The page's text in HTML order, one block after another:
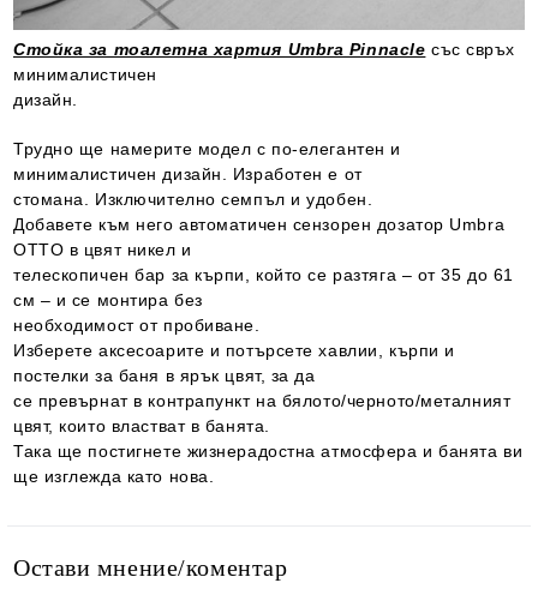
Стойка за тоалетна хартия Umbra Pinnacle със свръх
минималистичен
дизайн.
Трудно ще намерите модел с по-елегантен и
минималистичен дизайн. Изработен е от
стомана. Изключително семпъл и удобен.
Добавете към него автоматичен сензорен дозатор Umbra
OTTO в цвят никел и
телескопичен бар за кърпи, който се разтяга – от 35 до 61
см – и се монтира без
необходимост от пробиване.
Изберете аксесоарите и потърсете хавлии, кърпи и
постелки за баня в ярък цвят, за да
се превърнат в контрапункт на бялото/черното/металният
цвят, които властват в банята.
Така ще постигнете жизнерадостна атмосфера и банята ви
ще изглежда като нова.
Остави мнение/коментар